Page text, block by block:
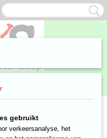
Gadgets>
gebruikt
verkeersanalyse, het